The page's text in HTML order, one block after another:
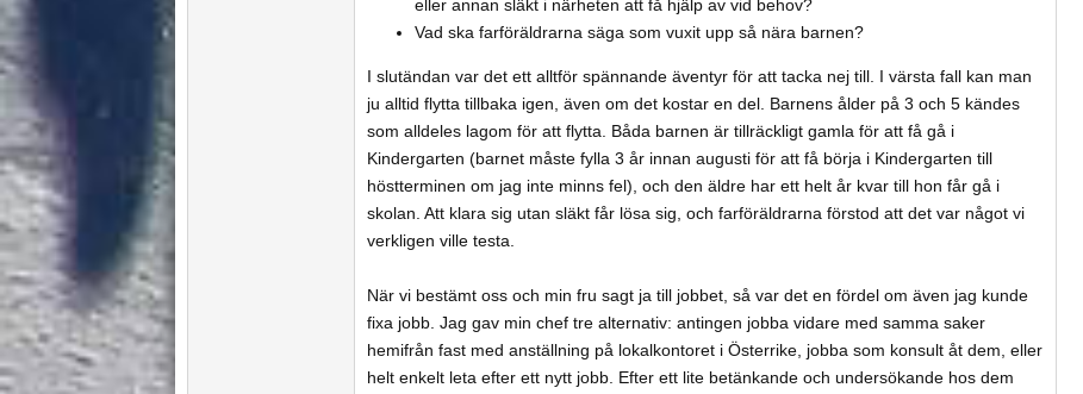
eller annan släkt i närheten att få hjälp av vid behov?
Vad ska farföräldrarna säga som vuxit upp så nära barnen?
I slutändan var det ett alltför spännande äventyr för att tacka nej till. I värsta fall kan man
ju alltid flytta tillbaka igen, även om det kostar en del. Barnens ålder på 3 och 5 kändes
som alldeles lagom för att flytta. Båda barnen är tillräckligt gamla för att få gå i
Kindergarten (barnet måste fylla 3 år innan augusti för att få börja i Kindergarten till
höstterminen om jag inte minns fel), och den äldre har ett helt år kvar till hon får gå i
skolan. Att klara sig utan släkt får lösa sig, och farföräldrarna förstod att det var något vi
verkligen ville testa.
När vi bestämt oss och min fru sagt ja till jobbet, så var det en fördel om även jag kunde
fixa jobb. Jag gav min chef tre alternativ: antingen jobba vidare med samma saker
hemifrån fast med anställning på lokalkontoret i Österrike, jobba som konsult åt dem, eller
helt enkelt leta efter ett nytt jobb. Efter ett lite betänkande och undersökande hos dem